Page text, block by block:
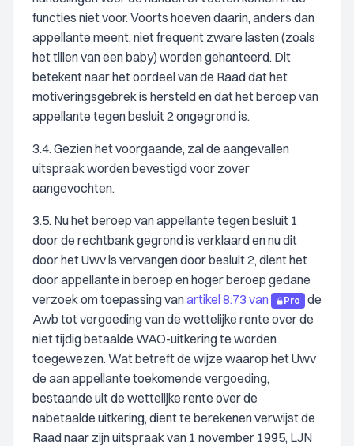
functies niet voor. Voorts hoeven daarin, anders dan
appellante meent, niet frequent zware lasten (zoals
het tillen van een baby) worden gehanteerd. Dit
betekent naar het oordeel van de Raad dat het
motiveringsgebrek is hersteld en dat het beroep van
appellante tegen besluit 2 ongegrond is.
3.4. Gezien het voorgaande, zal de aangevallen
uitspraak worden bevestigd voor zover
aangevochten.
3.5. Nu het beroep van appellante tegen besluit 1
door de rechtbank gegrond is verklaard en nu dit
door het Uwv is vervangen door besluit 2, dient het
door appellante in beroep en hoger beroep gedane
verzoek om toepassing vanartikel 8:73 van Pro
de
Awb tot vergoeding van de wettelijke rente over de
niet tijdig betaalde WAO-uitkering te worden
toegewezen. Wat betreft de wijze waarop het Uwv
de aan appellante toekomende vergoeding,
bestaande uit de wettelijke rente over de
nabetaalde uitkering, dient te berekenen verwijst de
Raad naar zijn uitspraak van 1 november 1995, LJN